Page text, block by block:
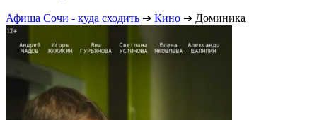
Афиша Сочи - куда сходить ➔ Кино ➔ Доминика